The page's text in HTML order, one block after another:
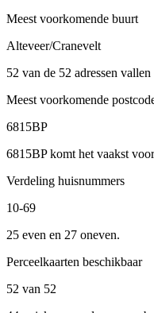
Meest voorkomende buurt
Alteveer/Cranevelt
52 van de 52 adressen
Meest voorkomende
6815BP
6815BP komt het vaakst
Verdeling huisnummers
10-69
25 even en 27 oneven.
Perceelkaarten beschikbaar
52 van 52